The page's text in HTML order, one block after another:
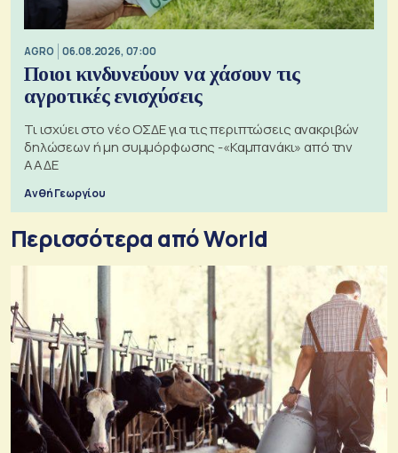
AGRO 06.08.2026, 07:00
Ποιοι κινδυνεύουν να χάσουν τις
αγροτικές ενισχύσεις
Τι ισχύει στο νέο ΟΣΔΕ για τις περιπτώσεις ανακριβών
δηλώσεων ή μη συμμόρφωσης -«Καμπανάκι» από την
ΑΑΔΕ
Ανθή Γεωργίου
Περισσότερα από World